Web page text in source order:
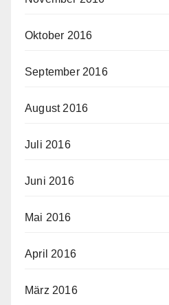
Oktober 2016
September 2016
August 2016
Juli 2016
Juni 2016
Mai 2016
April 2016
März 2016